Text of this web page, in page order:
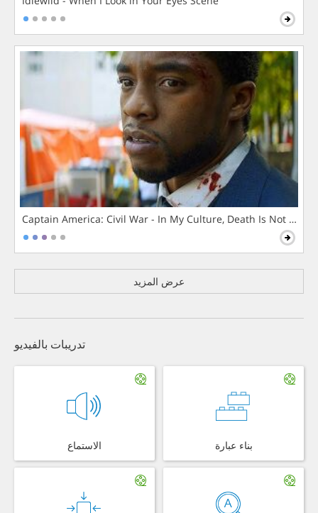
Captain America: Civil War - In My Culture, Death Is Not The
عرض المزيد
تدريبات بالفيديو
الاستماع بناء عبارة